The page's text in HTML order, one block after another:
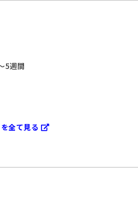
5週間
全て見る